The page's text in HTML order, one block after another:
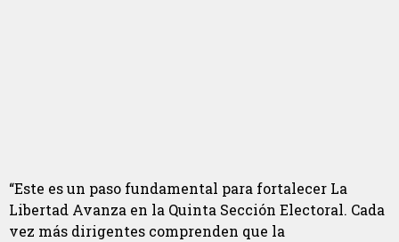
“Este es un paso fundamental para fortalecer La
Libertad Avanza en la Quinta Sección Electoral. Cada
vez más dirigentes comprenden que la